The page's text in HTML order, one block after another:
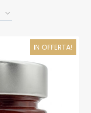
IN OFFERTA!